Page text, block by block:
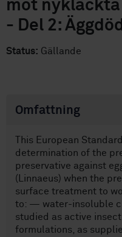
mot
- Del 2:
Status: Gällande
Omfattning
This European
determination of the
preservative against
(Linnaeus) when the
surface treatment to
to: — water-insoluble
studied as active
formulations, as